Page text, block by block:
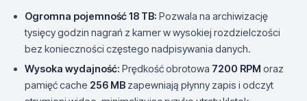
Ogromna pojemność 18 TB: Pozwala na archiwizację
tysięcy godzin nagrań z kamer w wysokiej rozdzielczości
bez konieczności częstego nadpisywania danych.
Wysoka wydajność: Prędkość obrotowa 7200 RPM oraz
pamięć cache 256 MB zapewniają płynny zapis i odczyt